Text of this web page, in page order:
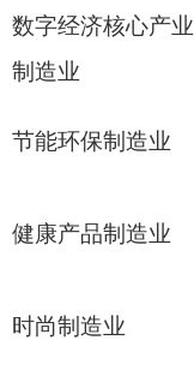
数字经济核心产业
制造业
节能环保制造业
健康产品制造业
时尚制造业